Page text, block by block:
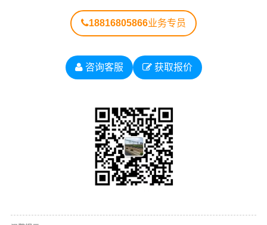
资阳物流 #葫芦岛物流
18816805866业务专员
咨询客服 获取报价